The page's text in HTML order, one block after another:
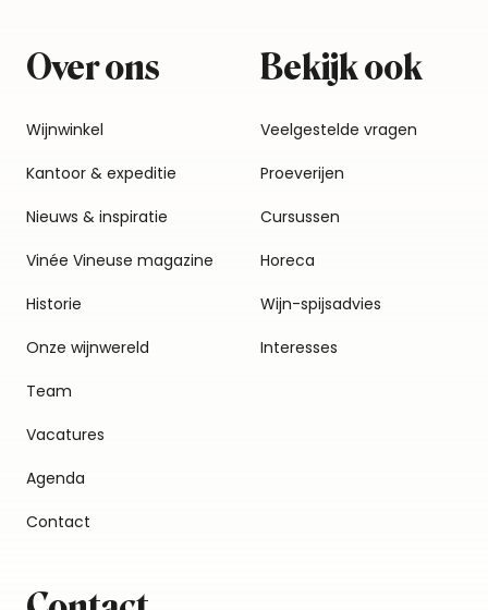
Over ons
Wijnwinkel
Kantoor & expeditie
Nieuws & inspiratie
Vinée Vineuse magazine
Historie
Onze wijnwereld
Team
Vacatures
Agenda
Contact
Bekijk ook
Veelgestelde vragen
Proeverijen
Cursussen
Horeca
Wijn-spijsadvies
Interesses